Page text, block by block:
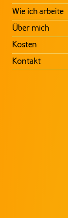
Wie ich arbeite
Über mich
Kosten
Kontakt